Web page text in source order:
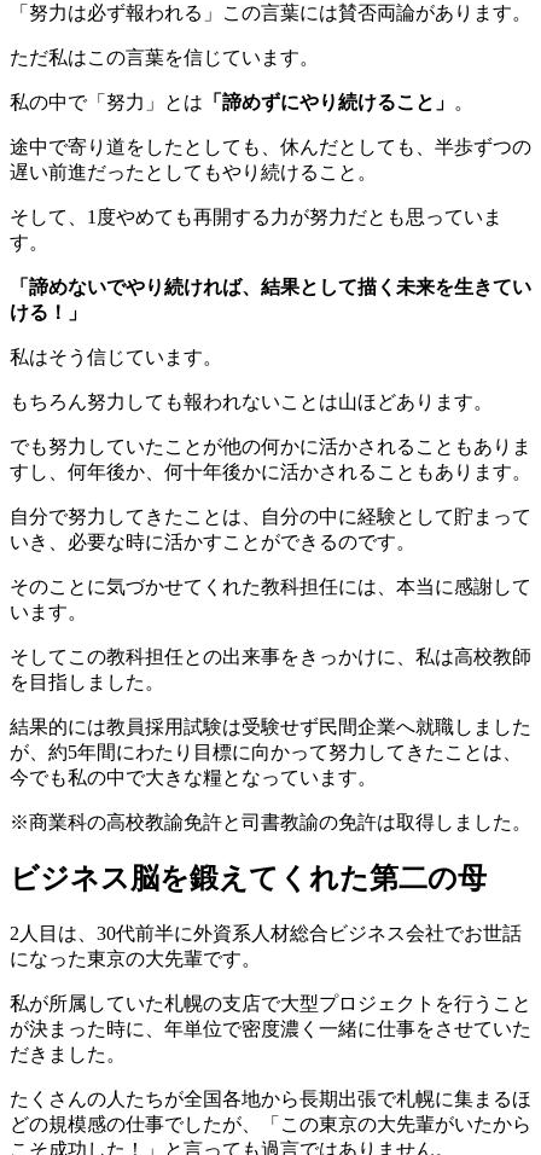
「努力は必ず報われる」この言葉には賛否両論があります。
ただ私はこの言葉を信じています。
私の中で「努力」とは 「諦めずにやり続けること」 。
途中で寄り道をしたとしても、休んだとしても、半歩ずつの
遅い前進だったとしてもやり続けること。
そして、1度やめても再開する力が努力だとも思っていま
す。
「諦めないでやり続ければ、結果として描く未来を生きてい
ける！」
私はそう信じています。
もちろん努力しても報われないことは山ほどあります。
でも努力していたことが他の何かに活かされることもありま
すし、何年後か、何十年後かに活かされることもあります。
自分で努力してきたことは、自分の中に経験として貯まって
いき、必要な時に活かすことができるのです。
そのことに気づかせてくれた教科担任には、本当に感謝して
います。
そしてこの教科担任との出来事をきっかけに、私は高校教師
を目指しました。
結果的には教員採用試験は受験せず民間企業へ就職しました
が、約5年間にわたり目標に向かって努力してきたことは、
今でも私の中で大きな糧となっています。
※商業科の高校教諭免許と司書教諭の免許は取得しました。
ビジネス脳を鍛えてくれた第二の母
2人目は、30代前半に外資系人材総合ビジネス会社でお世話
になった東京の大先輩です。
私が所属していた札幌の支店で大型プロジェクトを行うこと
が決まった時に、年単位で密度濃く一緒に仕事をさせていた
だきました。
たくさんの人たちが全国各地から長期出張で札幌に集まるほ
どの規模感の仕事でしたが、「この東京の大先輩がいたから
こそ成功した！」と言っても過言ではありません。